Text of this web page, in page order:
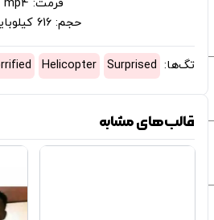
فرمت: mp4
حجم: 616 کیلوبایت
تگ‌ها: Surprised
Helicopter
قالب‌های مشابه